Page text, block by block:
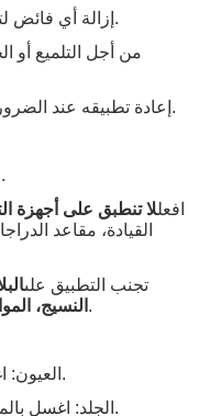
إزالة أي فائض.
من أجل التلميع أو
إعادة تطبيقه عند الضرورة للحفاظ على مظهره والحماية.
.
افعللا تنطبق على أجهزة
القيادة، مقاعد
تجنب التطبيق على
النسيج،.
العيون: اغسل بالماء لمدة 15 دقيقة.
الجلد: اغسل بالماء والصابون بعد الاستخدام.